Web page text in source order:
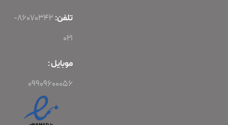
تلفن:
86070342-
021
موبایل :
09909600056